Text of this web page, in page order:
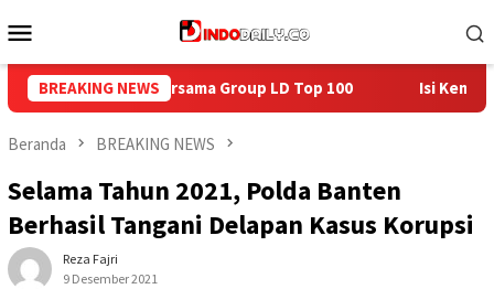
ke
Mobile
BREAKING NEWS
Top 100 Isi Kemerdekaan dengan Kepedulian, Lapas
Beranda BREAKING NEWS
Selama Tahun 2021, Polda Banten
Berhasil Tangani Delapan Kasus Korupsi
Reza Fajri
9 Desember 2021